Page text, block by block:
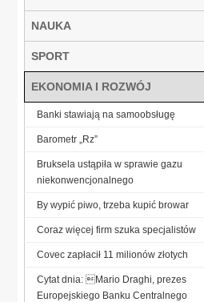
NAUKA
SPORT
EKONOMIA I ROZWÓJ
Banki stawiają na samoobsługę
Barometr „Rz”
Bruksela ustąpiła w sprawie gazu
niekonwencjonalnego
By wypić piwo, trzeba kupić browar
Coraz więcej firm szuka specjalistów
Covec zapłacił 11 milionów złotych
Cytat dnia: Mario Draghi, prezes
Europejskiego Banku Centralnego